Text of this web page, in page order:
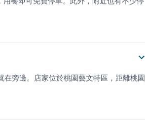
旁邊。店家位於桃園藝文特區，距離桃園